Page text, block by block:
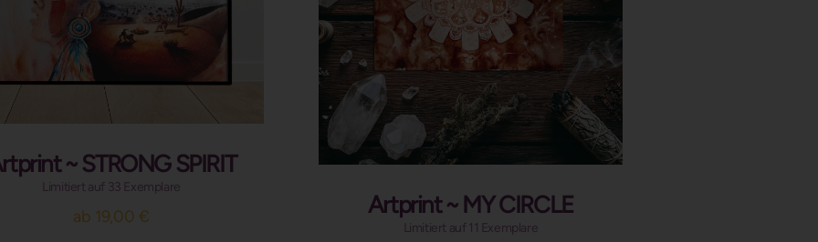
~ STRONG SPIRIT
Limitiert auf 33 Exemplare
ab 19,00€ Artprint ~ MY CIRCLE
Limitiert auf 11 Exemplare